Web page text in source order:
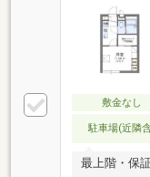
敷金なし
駐車場(近隣
最上階・保